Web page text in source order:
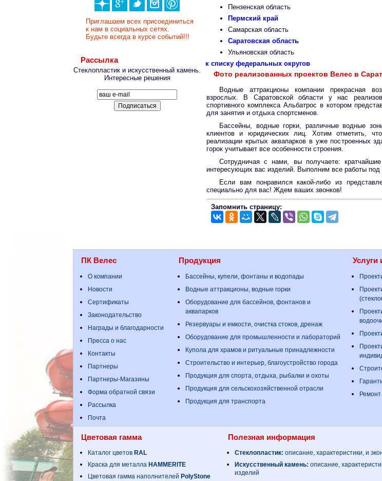
Приглашаем всех присоединиться
к нам в социальных сетях.
Будьте всегда в курсе событий!!!
Рассылка
Стеклопластик и искусственный камень.
Интересные решения
Пензенская область
Пермский край
Самарская область
Саратовская область
Ульяновская область
к списку федеральных округов
Фото реализованных проектов Велес в
Водные аттракционы компании прекрасная
взрослых. В Саратовской области у нас
спортивного комплекса Альбатрос в котором
для занятия и отдыха спортсменов.
Бассейны, водные горки, различные водные
клиентов и юридических лиц. Хотим отметить,
реализации крытых аквапарков в уже построенных
горок учитывает все особенности строения.
Сотрудничая с нами, вы получаете:
интересующих вас изделий. Выполним все работы
Если вам понравился какой-либо из
специально для вас! Ждем ваших звонков!
Запомнить страницу:
ПК Велес
О компании
Новости
Сертификаты
Законодательство
Награды и благодарности
Пресса о нас
Контакты
Партнеры
Партнеры-Магазины
Форма обратной связи
Рассылка
Почта
Продукция
Бассейны, купели, фонтаны и водопады
Водные аттракционы, водные горки
Оборудование для бассейнов, фонтанов и
аквапарков
Резервуары и емкости, очистка стоков, дренаж
Оборудование для промышленности и лабораторий
Купола для храмов и ритуальные принадлежности
Строительство и интерьер, благоустройство города
Продукция для спорта, отдыха, рыбалки и охоты
Продукция для сельскохозяйственной отрасли
Продукция для транспорта
Услуги
Цветовая гамма
Каталог цветов RAL
Краска для металла HAMMERITE
Цветовая гамма наполнителей PolyStone
Полезная информация
Стеклопластик: описание, характеристики, и
Искусственный камень: описание,
изделий